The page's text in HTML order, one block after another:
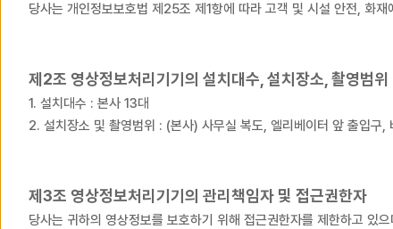
당사는 개인정보보호법 제25조 제1항에 따라 고객 및 시설 안전, 화
제2조 영상정보처리기기의 설치대수, 설치장소, 촬영범위
1. 설치대수 : 본사 13대
2. 설치장소 및 촬영범위 : (본사) 사무실 복도, 엘리베이터 앞 출입구
제3조 영상정보처리기기의 관리책임자 및 접근권한자
당사는 귀하의 영상정보를 보호하기 위해 접근권한자를 제한하고 있